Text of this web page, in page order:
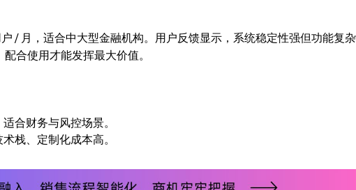
/ 月，适合中大型金融机构。用户反馈显示，系统稳定性强但功能复
合使用才能发挥最大价值。
合财务与风控场景。
栈、定制化成本高。